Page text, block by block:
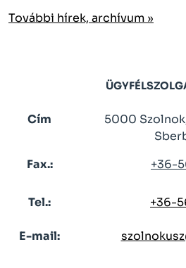
További hírek, archívum »
Cím
5000
Fax.:
+36-
Tel.: +36-
E-mail: